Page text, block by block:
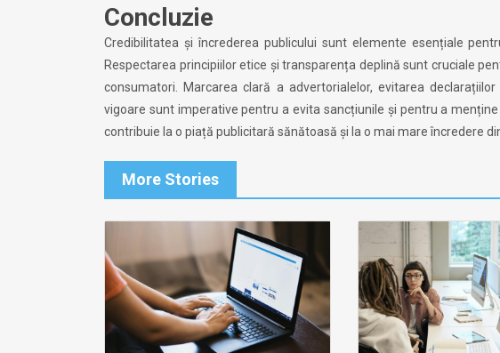
Concluzie
Credibilitatea și încrederea publicului sunt elemente esențiale
Respectarea principiilor etice și transparența deplină sunt cruciale
consumatori. Marcarea clară a advertorialelor, evitarea
vigoare sunt imperative pentru a evita sancțiunile și pentru a
contribuie la o piață publicitară sănătoasă și la o mai mare încredere
More Stories